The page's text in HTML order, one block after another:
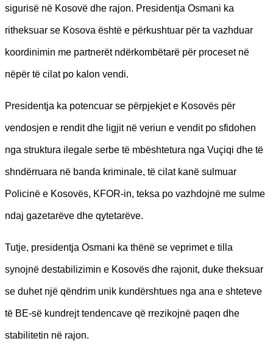
sigurisë në Kosovë dhe rajon. Presidentja Osmani ka
ritheksuar se Kosova është e përkushtuar për ta vazhduar
koordinimin me partnerët ndërkombëtarë për proceset në
nëpër të cilat po kalon vendi.
Presidentja ka potencuar se përpjekjet e Kosovës për
vendosjen e rendit dhe ligjit në veriun e vendit po sfidohen
nga struktura ilegale serbe të mbështetura nga Vuçiqi dhe të
shndërruara në banda kriminale, të cilat kanë sulmuar
Policinë e Kosovës, KFOR-in, teksa po vazhdojnë me sulme
ndaj gazetarëve dhe qytetarëve.
Tutje, presidentja Osmani ka thënë se veprimet e tilla
synojnë destabilizimin e Kosovës dhe rajonit, duke theksuar
se duhet një qëndrim unik kundërshtues nga ana e shteteve
të BE-së kundrejt tendencave që rrezikojnë paqen dhe
stabilitetin në rajon.